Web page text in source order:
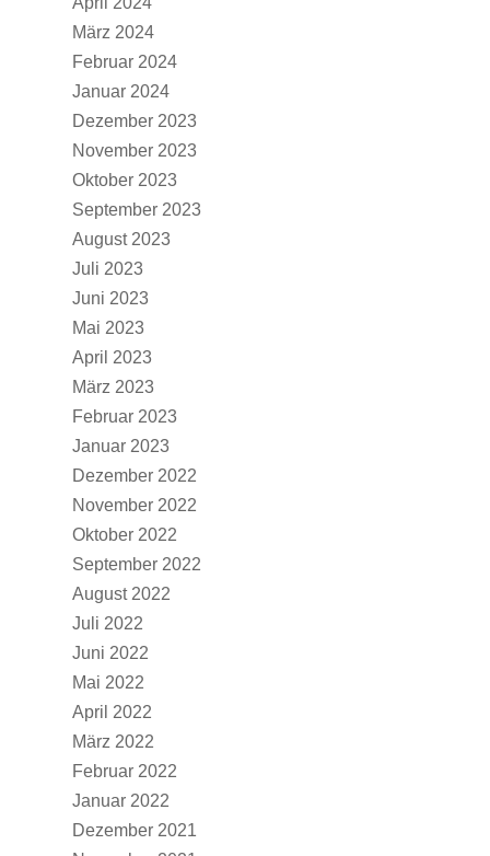
März 2024
Februar 2024
Januar 2024
Dezember 2023
November 2023
Oktober 2023
September 2023
August 2023
Juli 2023
Juni 2023
Mai 2023
April 2023
März 2023
Februar 2023
Januar 2023
Dezember 2022
November 2022
Oktober 2022
September 2022
August 2022
Juli 2022
Juni 2022
Mai 2022
April 2022
März 2022
Februar 2022
Januar 2022
Dezember 2021